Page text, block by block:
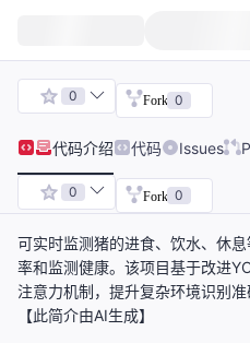
0 Fork 0
代码介绍 代码 Issues
0 Fork 0
可实时监测猪的进食、饮水、休
率和监测健康。该项目基于改进
注意力机制，提升复杂环境识别
【此简介由AI生成】